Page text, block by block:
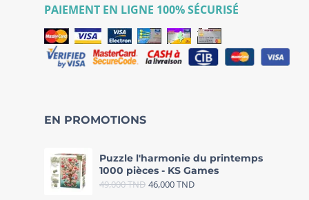
PAIEMENT EN LIGNE 100% SÉCURISÉ
EN PROMOTIONS
Puzzle l'harmonie du printemps
1000 pièces - KS Games
49,000TND 46,000TND